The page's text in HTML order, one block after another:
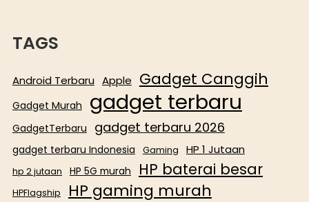
TAGS
Android Terbaru Apple Gadget Canggih
Gadget Murah gadget terbaru
GadgetTerbaru gadget terbaru 2026
gadget terbaru Indonesia Gaming HP 1 Jutaan
hp 2 jutaan HP 5G murah HP baterai besar
HPFlagship HP gaming murah